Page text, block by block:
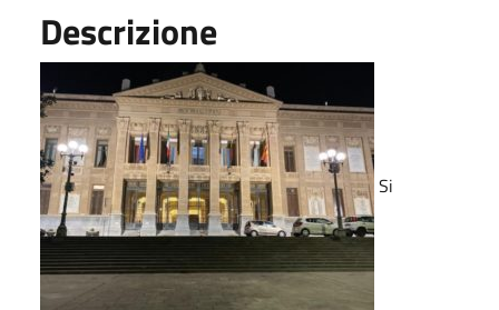
Descrizione
Si